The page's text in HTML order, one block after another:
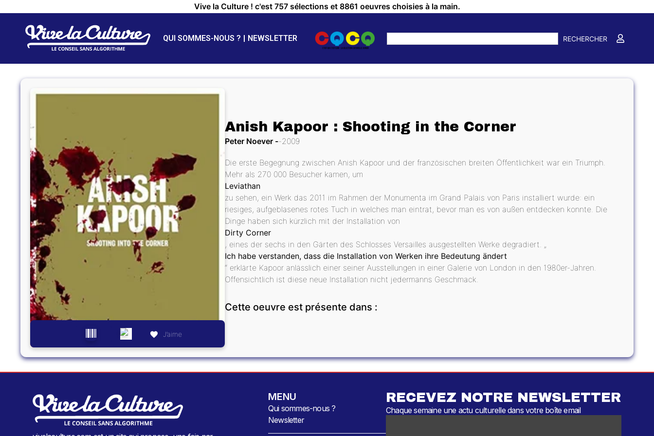
Vive la Culture ! c'est 757 sélections et 8861 oeuvres choisies à la main.
QUI SOMMES-NOUS ? NEWSLETTER RECHERCHER
J’aime
Anish Kapoor : Shooting in the Corner
Peter Noever 2009
Die erste Begegnung zwischen Anish Kapoor und der französischen breiten Öffentlichkeit war ein Triumph.
Mehr als 270 000 Besucher kamen, um
Leviathan
zu sehen, ein Werk das 2011 im Rahmen der Monumenta im Grand Palais von Paris installiert wurde: ein
riesiges, aufgeblasenes rotes Tuch in welches man eintrat, bevor man es von außen entdecken konnte. Die
Dinge haben sich kürzlich mit der Installation von
Dirty Corner
, eines der sechs in den Gärten des Schlosses Versailles ausgestellten Werke degradiert. „
Ich habe verstanden, dass die Installation von Werken ihre Bedeutung ändert
“ erklärte Kapoor anlässlich einer seiner Ausstellungen in einer Galerie von London in den 1980er-Jahren.
Offensichtlich ist diese neue Installation nicht jedermanns Geschmack.
Cette oeuvre est présente dans :
MENU
Qui sommes-nous ?
Newsletter
RECEVEZ NOTRE NEWSLETTER
Chaque semaine une actu culturelle dans votre boîte email